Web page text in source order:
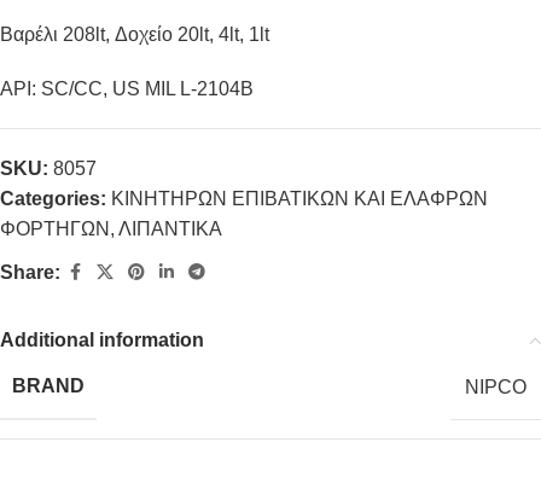
Βαρέλι 208lt, Δοχείο 20lt, 4lt, 1lt
API: SC/CC, US MIL L-2104B
SKU: 8057
Categories: ΚΙΝΗΤΗΡΩΝ ΕΠΙΒΑΤΙΚΩΝ ΚΑΙ ΕΛΑΦΡΩΝ
ΦΟΡΤΗΓΩΝ , ΛΙΠΑΝΤΙΚΑ
Share:
Additional information
BRAND NIPCO